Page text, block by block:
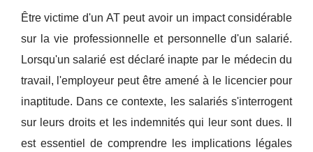
Être victime d'un AT peut avoir un impact considérable
sur la vie professionnelle et personnelle d'un salarié.
Lorsqu'un salarié est déclaré inapte par le médecin du
travail, l'employeur peut être amené à le licencier pour
inaptitude. Dans ce contexte, les salariés s'interrogent
sur leurs droits et les indemnités qui leur sont dues. Il
est essentiel de comprendre les implications légales